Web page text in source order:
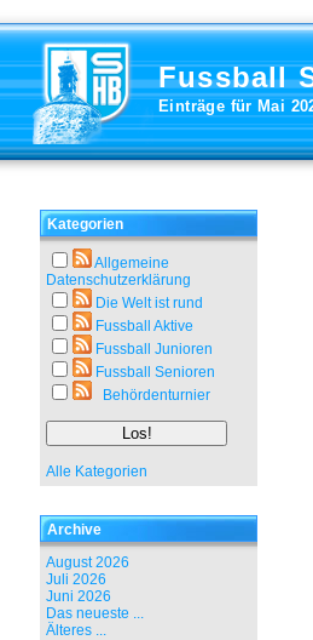
Fussball
Einträge für Mai
Kategorien
Allgemeine
Datenschutzerklärung
Die Welt ist rund
Fussball Aktive
Fussball Junioren
Fussball Senioren
Behördenturnier
Alle Kategorien
Archive
August 2026
Juli 2026
Juni 2026
Das neueste ...
Älteres ...